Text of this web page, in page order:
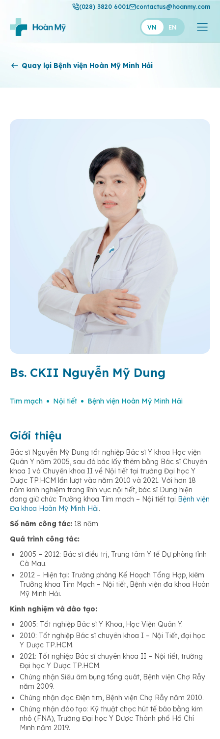
(028) 3820 6001 contactus@hoanmy.com
VN EN
Hoàn Mỹ
Thuận Mỹ
Quay lại Bệnh viện Hoàn Mỹ Minh Hải
Bs. CKII Nguyễn Mỹ Dung
Tim mạch Nội tiết Bệnh viện Hoàn Mỹ Minh Hải
Giới thiệu
Bác sĩ Nguyễn Mỹ Dung tốt nghiệp Bác sĩ Y khoa Học viện
Quân Y năm 2005, sau đó bác lấy thêm bằng Bác sĩ Chuyên
khoa I và Chuyên khoa II về Nội tiết tại trường Đại học Y
Dược TP.HCM lần lượt vào năm 2010 và 2021. Với hơn 18
năm kinh nghiệm trong lĩnh vực nội tiết, bác sĩ Dung hiện
đang giữ chức Trưởng khoa Tim mạch – Nội tiết tại Bệnh viện
Đa khoa Hoàn Mỹ Minh Hải.
Số năm công tác: 18 năm
Quá trình công tác:
2005 – 2012: Bác sĩ điều trị, Trung tâm Y tế Dự phòng tỉnh
Cà Mau.
2012 – Hiện tại: Trưởng phòng Kế Hoạch Tổng Hợp, kiêm
Trưởng khoa Tim Mạch – Nội tiết, Bệnh viện đa khoa Hoàn
Mỹ Minh Hải.
Kinh nghiệm và đào tạo:
2005: Tốt nghiệp Bác sĩ Y Khoa, Học Viện Quân Y.
2010: Tốt nghiệp Bác sĩ chuyên khoa I – Nội Tiết, đại học
Y Dược TP.HCM.
2021: Tốt nghiệp Bác sĩ chuyên khoa II – Nội tiết, trường
Đại học Y Dược TP.HCM.
Chứng nhận Siêu âm bụng tổng quát, Bệnh viện Chợ Rẫy
năm 2009.
Chứng nhận đọc Điện tim, Bệnh viện Chợ Rẫy năm 2010.
Chứng nhận đào tạo: Kỹ thuật chọc hút tế bào bằng kim
nhỏ (FNA), Trường Đại học Y Dược Thành phố Hồ Chí
Minh năm 2019.